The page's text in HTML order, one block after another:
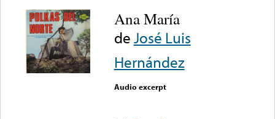
Ana María
deJosé Luis
Hernández
Audio excerpt